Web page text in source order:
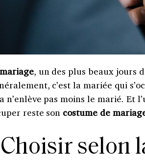
mariage, un des plus beaux jours
c’est la mariée qui
n’enlève pas moins le marié. Et
reste son costume de
Choisir selon